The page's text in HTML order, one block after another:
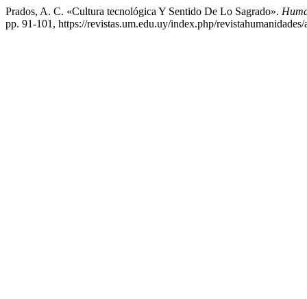
Prados, A. C. «Cultura tecnológica Y Sentido De Lo Sagrado».
pp. 91-101, https://revistas.um.edu.uy/index.php/